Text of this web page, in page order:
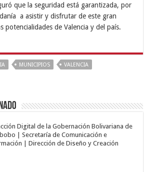
que la seguridad está garantizada, por
a asistir y disfrutar de este gran
potencialidades de Valencia y del país.
MUNICIPIOS
VALENCIA
Digital de la Gobernación Bolivariana de
| Secretaría de Comunicación e
| Dirección de Diseño y Creación